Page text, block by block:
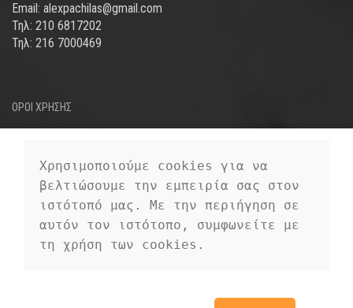
Email: alexpachilas@gmail.com
Τηλ: 210 6817202
Τηλ: 216 7000469
ΟΡΟΙ ΧΡΗΣΗΣ
ΤΡΟΠΟΙ ΠΛΗΡΩΜΗΣ
ΠΡΟΣΩΠΙΚΑ ΔΕΔΟΜΕΝΑ
EUROFIGUREPREMIUM E-COMMERCE
Χρησιμοποιούμε cookies για να
βελτιώσουμε την εμπειρία σας στον
ιστότοπό μας. Με την περιήγηση σε
αυτόν τον ιστότοπο, συμφωνείτε με
τη χρήση των cookies.